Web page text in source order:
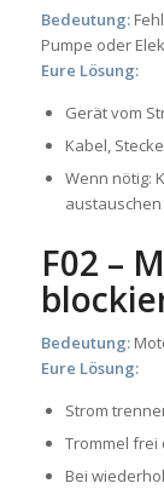
Bedeutung:
Pumpe oder
Eure Lösung:
Gerät vom
Kabel,
Wenn nötig:
austauschen
F02 –
Bedeutung:
Eure Lösung:
Strom
Trommel frei
Bei